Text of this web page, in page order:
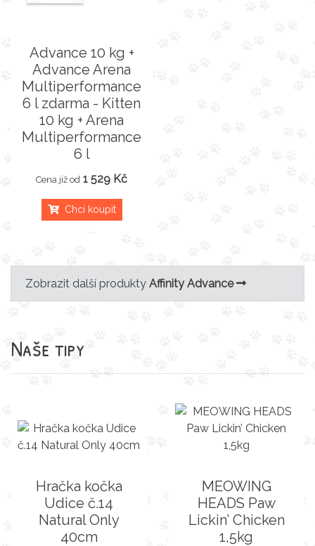
Advance 10 kg +
Advance Arena
Multiperformance
6 l zdarma - Kitten
10 kg + Arena
Multiperformance
6 l
Cena již od 1 529 Kč
Chci koupit
Zobrazit další produkty Affinity Advance
Naše tipy
Hračka kočka
Udice č.14
Natural Only
40cm
MEOWING
HEADS Paw
Lickin’ Chicken
1,5kg